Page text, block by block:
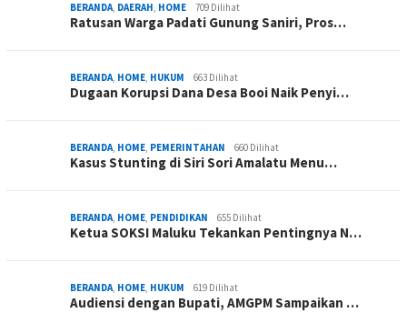
BERANDA, DAERAH, HOME 709 Dilihat
Ratusan Warga Padati Gunung Saniri, Pros…
BERANDA, HOME, HUKUM 663 Dilihat
Dugaan Korupsi Dana Desa Booi Naik Penyi…
BERANDA, HOME, PEMERINTAHAN 660 Dilihat
Kasus Stunting di Siri Sori Amalatu Menu…
BERANDA, HOME, PENDIDIKAN 655 Dilihat
Ketua SOKSI Maluku Tekankan Pentingnya N…
BERANDA, HOME, HUKUM 619 Dilihat
Audiensi dengan Bupati, AMGPM Sampaikan …